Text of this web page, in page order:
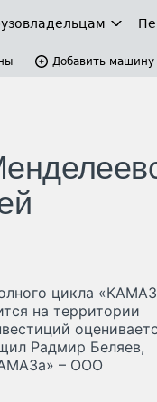
Добавить машину
цикла
на территории
Радмир Беляев,
– ООО